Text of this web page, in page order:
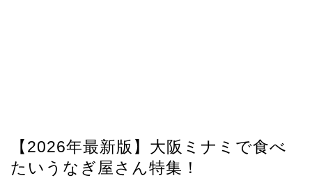
【2026年最新版】大阪ミナミで食べ
たいうなぎ屋さん特集！